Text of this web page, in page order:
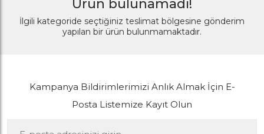
Ürün bulunamadı!
İlgili kategoride seçtiğiniz teslimat bölgesine gönderim
yapılan bir ürün bulunmamaktadır.
Kampanya Bildirimlerimizi Anlık Almak İçin E-
Posta Listemize Kayıt Olun